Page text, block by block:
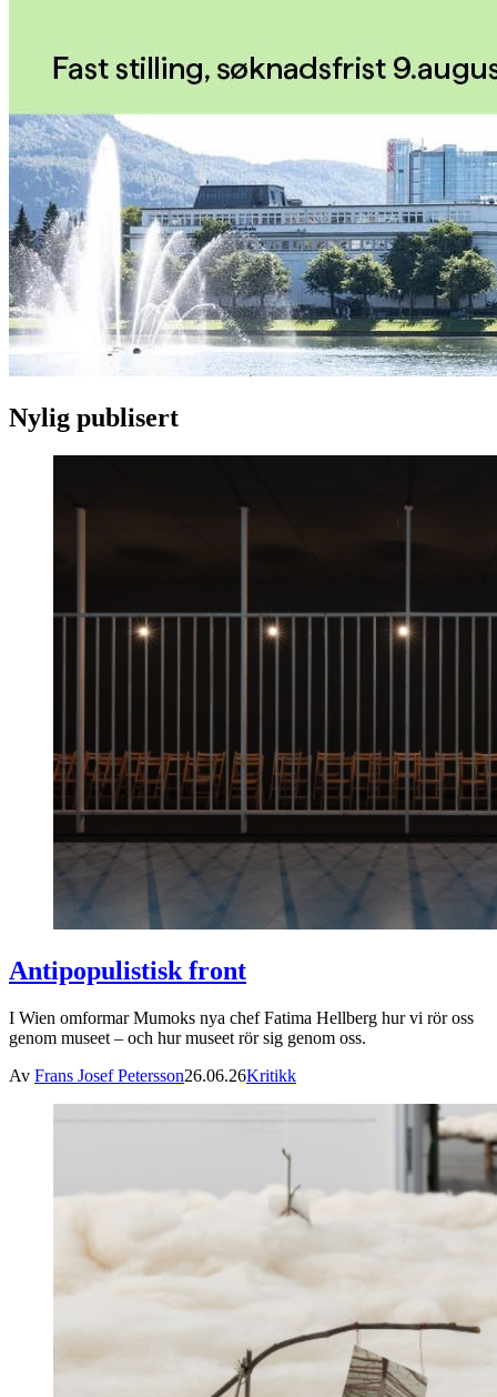
Nylig publisert
Antipopulistisk front
I Wien omformar Mumoks nya chef Fatima Hellberg hur vi rör oss
genom museet – och hur museet rör sig genom oss.
Av Frans Josef Petersson26.06.26Kritikk